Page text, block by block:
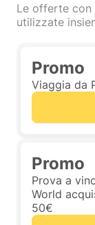
Le offerte con
utilizzate
Promo
Viaggia da
Promo
Prova a
World
50€